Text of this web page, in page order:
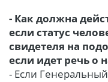
- Как должна
если статус
свидетеля на
если идет речь о
- Если